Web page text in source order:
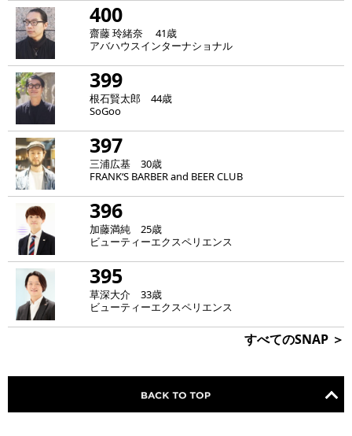
400
齋藤 玲緒奈 41歳
アバハウスインターナショナル
399
根石賢太郎 44歳
SoGoo
397
三浦広基 30歳
FRANK‘S BARBER and BEER CLUB
396
加藤満純 25歳
ビューティーエクスペリエンス
395
草深大介 33歳
ビューティーエクスペリエンス
すべてのSNAP ＞